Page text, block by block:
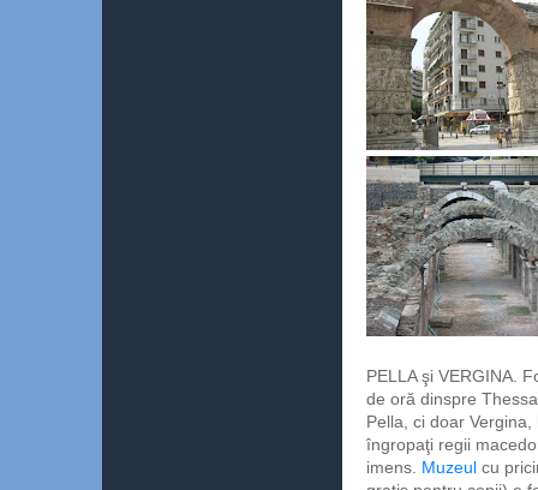
PELLA şi VERGINA.
de oră dinspre
Pella, ci doar
îngropaţi regii
imens. Muzeul cu